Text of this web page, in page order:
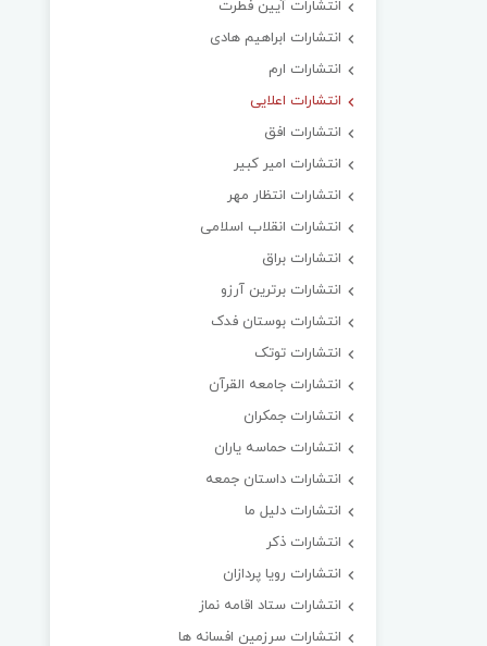
انتشارات آیین فطرت
انتشارات ابراهیم هادی
انتشارات ارم
انتشارات اعلایی
انتشارات افق
انتشارات امیر کبیر
انتشارات انتظار مهر
انتشارات انقلاب اسلامی
انتشارات براق
انتشارات برترین آرزو
انتشارات بوستان فدک
انتشارات توتک
انتشارات جامعه القرآن
انتشارات جمکران
انتشارات حماسه یاران
انتشارات داستان جمعه
انتشارات دلیل ما
انتشارات ذکر
انتشارات رویا پردازان
انتشارات ستاد اقامه نماز
انتشارات سرزمین افسانه ها